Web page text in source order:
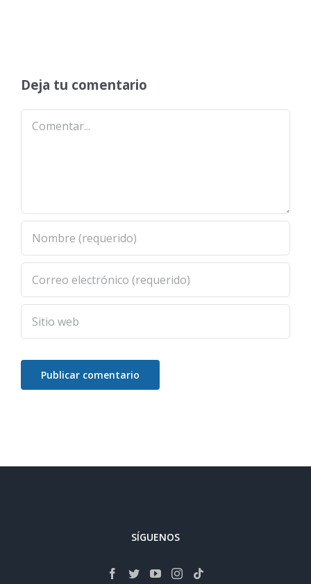
Deja tu comentario
Comentar
SÍGUENOS